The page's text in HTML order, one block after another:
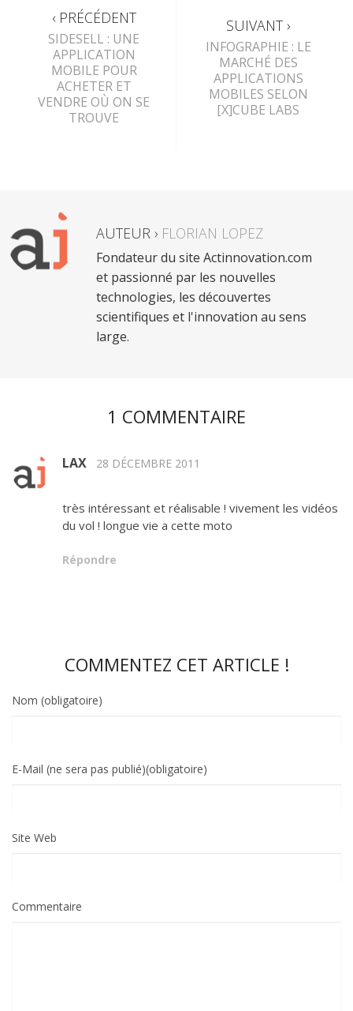
‹ PRÉCÉDENT
SIDESELL : UNE
APPLICATION
MOBILE POUR
ACHETER ET
VENDRE OÙ ON SE
TROUVE
SUIVANT ›
INFOGRAPHIE : LE
MARCHÉ DES
APPLICATIONS
MOBILES SELON
[X]CUBE LABS
AUTEUR › FLORIAN LOPEZ
Fondateur du site Actinnovation.com
et passionné par les nouvelles
technologies, les découvertes
scientifiques et l'innovation au sens
large.
1 COMMENTAIRE
LAX 28 DÉCEMBRE 2011
très intéressant et réalisable ! vivement les vidéos
du vol ! longue vie a cette moto
Répondre
COMMENTEZ CET ARTICLE !
Nom (obligatoire)
E-Mail (ne sera pas publié)(obligatoire)
Site Web
Commentaire